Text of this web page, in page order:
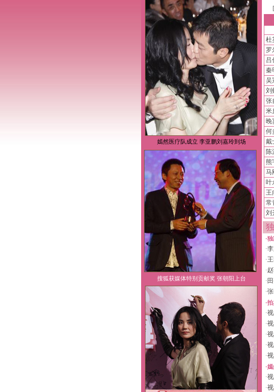
嫣然医疗队成立 李亚鹏刘嘉玲到场
搜狐获媒体特别贡献奖 张朝阳上台
[
杜
罗
吕
秦
吴
刘
张
米
晚
何
戴
陈
熊
马
叶
王
常
刘
·
·
·
·
·
·
·
·
·
·
·
·
·
·
·